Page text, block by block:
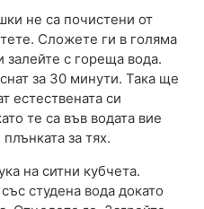
не са почистени от
Сложете ги в голяма
залейте с гореща вода.
за 30 минути. Така ще
естествената си
те са във водата вие
за тях.
на ситни кубчета.
студена вода докато